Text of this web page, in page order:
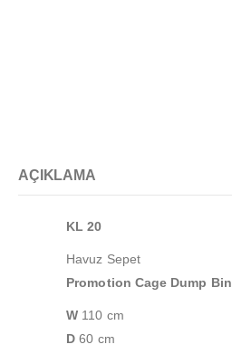
AÇIKLAMA
KL 20
Havuz Sepet
Promotion Cage Dump Bin
W 110 cm
D 60 cm